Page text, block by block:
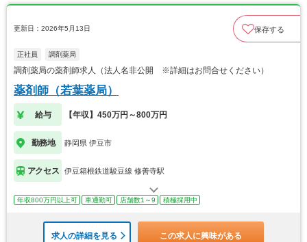
更新日：2026年5月13日 保存する
正社員 調剤薬局
調剤薬局の薬剤師求人（法人名非公開 ※詳細はお問合せください）
薬剤師（若葉薬局）
給与 【年収】450万円～800万円
勤務地 静岡県 伊豆市
アクセス 伊豆箱根鉄道駿豆線 修善寺駅
年収800万円以上可 車通勤可 店舗数1～9 積極採用中
求人の詳細を見る この求人に興味がある